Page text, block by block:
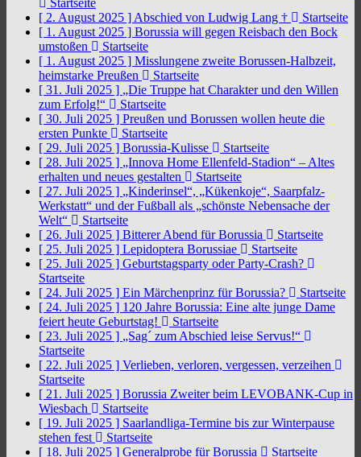
Startseite
[ 2. August 2025 ] Abschied von Ludwig Lang †
Startseite
[ 1. August 2025 ] Borussia will gegen Reisbach den Bock
umstoßen
Startseite
[ 1. August 2025 ] Misslungene zweite Borussen-Halbzeit,
heimstarke Preußen
Startseite
[ 31. Juli 2025 ] „Die Truppe hat Charakter und den Willen
zum Erfolg!“
Startseite
[ 30. Juli 2025 ] Preußen und Borussen wollen heute die
ersten Punkte
Startseite
[ 29. Juli 2025 ] Borussia-Kulisse
Startseite
[ 28. Juli 2025 ] „Innova Home Ellenfeld-Stadion“ – Altes
erhalten und neues gestalten
Startseite
[ 27. Juli 2025 ] „Kinderinsel“, „Kükenkoje“, Saarpfalz-
Werkstatt“ und der Fußball als „schönste Nebensache der
Welt“
Startseite
[ 26. Juli 2025 ] Bitterer Abend für Borussia
Startseite
[ 25. Juli 2025 ] Lepidoptera Borussiae
Startseite
[ 25. Juli 2025 ] Geburtstagsparty oder Party-Crash?
Startseite
[ 24. Juli 2025 ] Ein Märchenprinz für Borussia?
Startseite
[ 24. Juli 2025 ] 120 Jahre Borussia: Eine alte junge Dame
feiert heute Geburtstag!
Startseite
[ 23. Juli 2025 ] „Sag´ zum Abschied leise Servus!“
Startseite
[ 22. Juli 2025 ] Verlieben, verloren, vergessen, verzeihen
Startseite
[ 21. Juli 2025 ] Borussia Zweiter beim LEVOBANK-Cup in
Wiesbach
Startseite
[ 19. Juli 2025 ] Saarlandliga-Termine bis zur Winterpause
stehen fest
Startseite
[ 18. Juli 2025 ] Generalprobe für Borussia Startseite